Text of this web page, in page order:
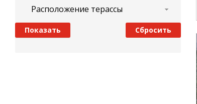
Расположение терассы